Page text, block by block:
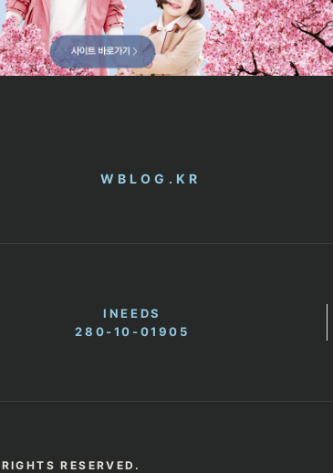
WBLOG.KR
INEEDS
280-10-01905
RESERVED.